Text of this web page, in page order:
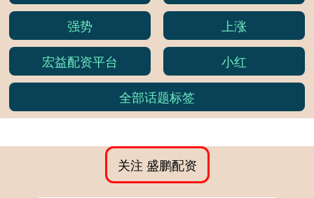
强势
上涨
宏益配资平台
小红
全部话题标签
关注 盛鹏配资